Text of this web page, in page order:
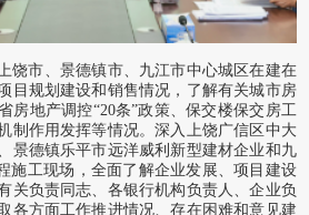
饶市、景德镇市、九江市中心城区在建在
目规划建设和销售情况，了解有关城市房
房地产调控“20条”政策、保交楼保交房工
制作用发挥等情况。深入上饶广信区中大
景德镇乐平市远洋威利新型建材企业和九
施工现场，全面了解企业发展、项目建设
关负责同志、各银行机构负责人、企业负
各方面工作推进情况、存在困难和意见建